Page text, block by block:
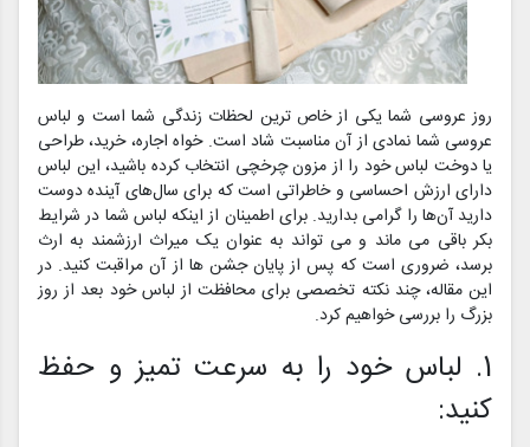
روز عروسی شما یکی از خاص ترین لحظات زندگی شما است و لباس
عروسی شما نمادی از آن مناسبت شاد است. خواه اجاره، خرید، طراحی
یا دوخت لباس خود را از مزون چرخچی انتخاب کرده باشید، این لباس
دارای ارزش احساسی و خاطراتی است که برای سال‌های آینده دوست
دارید آن‌ها را گرامی بدارید. برای اطمینان از اینکه لباس شما در شرایط
بکر باقی می ماند و می تواند به عنوان یک میراث ارزشمند به ارث
برسد، ضروری است که پس از پایان جشن ها از آن مراقبت کنید. در
این مقاله، چند نکته تخصصی برای محافظت از لباس خود بعد از روز
بزرگ را بررسی خواهیم کرد.
1. لباس خود را به سرعت تمیز و حفظ
کنید: